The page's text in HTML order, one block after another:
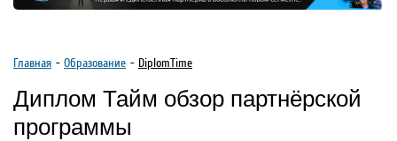
Главная Образование DiplomTime
Диплом Тайм обзор партнёрской
программы